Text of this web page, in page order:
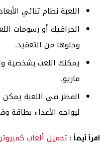
اللعبة نظام ثنائي
الجرافيك أو رسومات
وخلوها من التعقيد.
يمكنك اللعب
ماريو.
الفطر في اللعبة يمكن
ليواجه الأعداء بطاقة
اقرأ أيضاً : تحميل ألعاب